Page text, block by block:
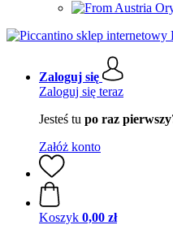
Zaloguj się
Zaloguj się teraz
Jesteś tu po raz
Załóż konto
Koszyk 0,00 zł